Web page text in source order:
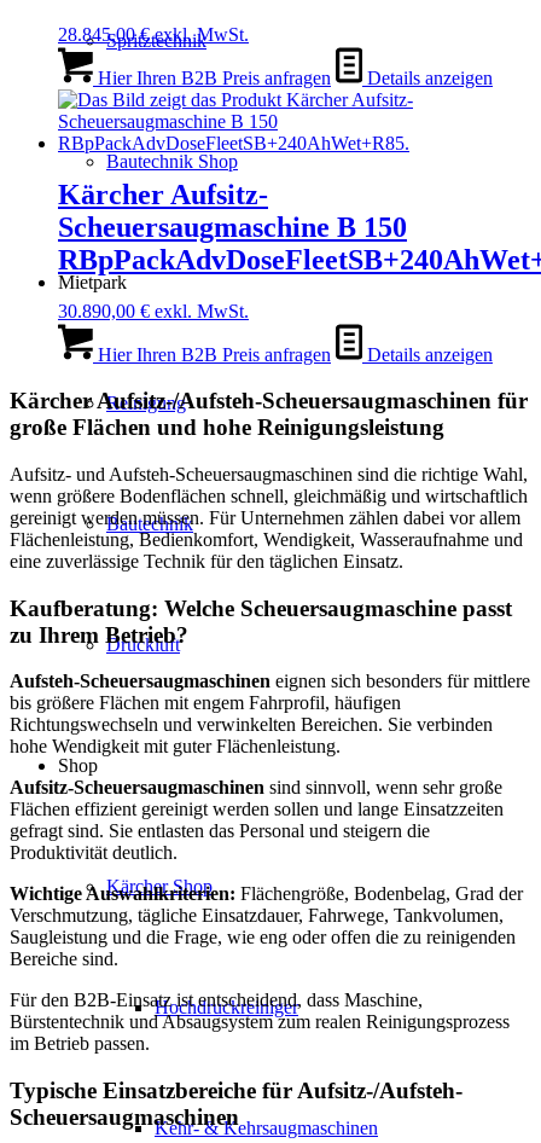
Spritztechnik
Bautechnik Shop
Mietpark
Reinigung
Bautechnik
Druckluft
Shop
Kärcher Shop
Hochdruckreiniger
Kehr- & Kehrsaugmaschinen
28.845,00€exkl. MwSt.
Hier Ihren B2B Preis anfragen Details anzeigen
Kärcher Aufsitz-
Scheuersaugmaschine B 150
30.890,00 € exkl. MwSt.
Hier Ihren B2B Preis anfragen Details anzeigen
Kärcher Aufsitz-/Aufsteh-Scheuersaugmaschinen für
große Flächen und hohe Reinigungsleistung
Aufsitz- und Aufsteh-Scheuersaugmaschinen sind die richtige Wahl,
wenn größere Bodenflächen schnell, gleichmäßig und wirtschaftlich
gereinigt werden müssen. Für Unternehmen zählen dabei vor allem
Flächenleistung, Bedienkomfort, Wendigkeit, Wasseraufnahme und
eine zuverlässige Technik für den täglichen Einsatz.
Kaufberatung: Welche Scheuersaugmaschine passt
zu Ihrem Betrieb?
Aufsteh-Scheuersaugmaschinen eignen sich besonders für mittlere
bis größere Flächen mit engem Fahrprofil, häufigen
Richtungswechseln und verwinkelten Bereichen. Sie verbinden
hohe Wendigkeit mit guter Flächenleistung.
Aufsitz-Scheuersaugmaschinen sind sinnvoll, wenn sehr große
Flächen effizient gereinigt werden sollen und lange Einsatzzeiten
gefragt sind. Sie entlasten das Personal und steigern die
Produktivität deutlich.
Wichtige Auswahlkriterien: Flächengröße, Bodenbelag, Grad der
Verschmutzung, tägliche Einsatzdauer, Fahrwege, Tankvolumen,
Saugleistung und die Frage, wie eng oder offen die zu reinigenden
Bereiche sind.
Für den B2B-Einsatz ist entscheidend, dass Maschine,
Bürstentechnik und Absaugsystem zum realen Reinigungsprozess
im Betrieb passen.
Typische Einsatzbereiche für Aufsitz-/Aufsteh-
Scheuersaugmaschinen